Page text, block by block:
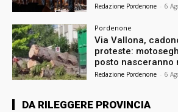
Redazione Pordenone - 6
Pordenone
Via Vallona,
proteste:
posto nasceranno
Redazione Pordenone - 6
DA RILEGGERE PROVINCIA